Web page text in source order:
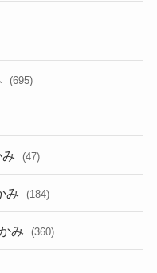
(695)
(47)
み (184)
み (360)